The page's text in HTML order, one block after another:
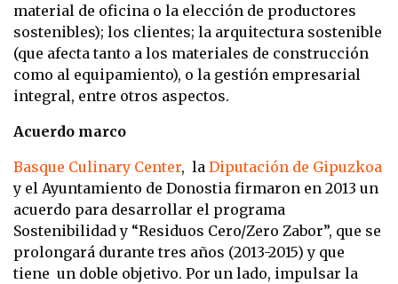
material de oficina o la elección de productores
sostenibles); los clientes; la arquitectura sostenible
(que afecta tanto a los materiales de construcción
como al equipamiento), o la gestión empresarial
integral, entre otros aspectos.
Acuerdo marco
Basque Culinary Center, la Diputación de Gipuzkoa
y el Ayuntamiento de Donostia firmaron en 2013 un
acuerdo para desarrollar el programa
Sostenibilidad y “Residuos Cero/Zero Zabor”, que se
prolongará durante tres años (2013-2015) y que
tiene un doble objetivo. Por un lado, impulsar la